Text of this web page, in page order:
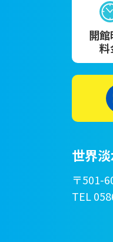
開
料
世界
〒501-
TEL